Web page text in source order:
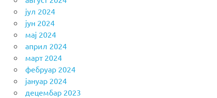
јул 2024
јун 2024
мај 2024
април 2024
март 2024
фебруар 2024
јануар 2024
децембар 2023